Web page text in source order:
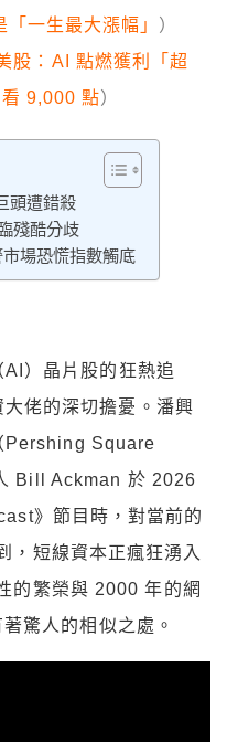
一生最大漲幅」 ）
股：AI 點燃獲利「超
9,000 點）
頭遭錯殺
殘酷分歧
場恐慌指數觸底
）晶片股的狂熱追
佬的深切擔憂。潘興
Pershing Square
Bill Ackman 於 2026
》節目時，對當前的
，短線資本正瘋狂湧入
的繁榮與 2000 年的網
驚人的相似之處。